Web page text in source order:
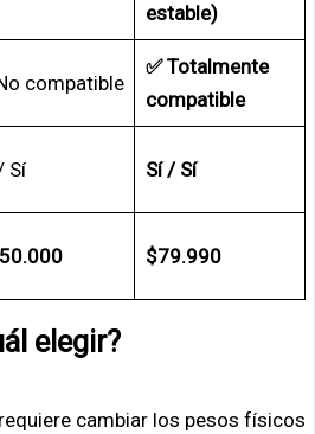
estable)
compatible
✅ Totalmente
compatible
Sí Sí / Sí
$79.990
elegir?
cambiar los pesos físicos